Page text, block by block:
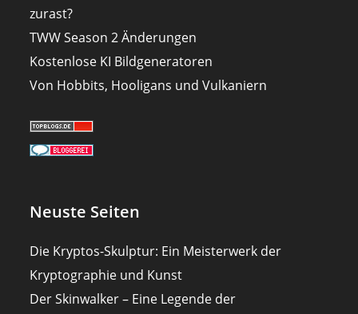
zurast?
TWW Season 2 Änderungen
Kostenlose KI Bildgeneratoren
Von Hobbits, Hooligans und Vulkaniern
Neuste Seiten
Die Kryptos-Skulptur: Ein Meisterwerk der
Kryptographie und Kunst
Der Skinwalker – Eine Legende der